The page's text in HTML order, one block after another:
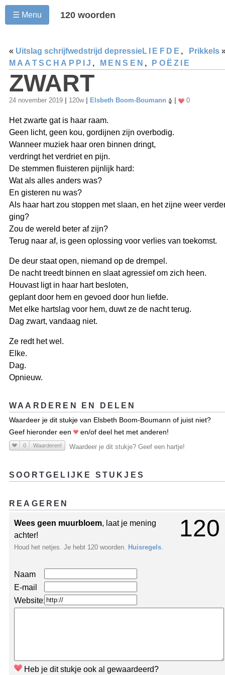
☰ Menu 120 woorden
« Uitslag schrijfwedstrijd depressie Prikkels
LIEFDE ,
MAATSCHAPPIJ , MENSEN , POËZIE
ZWART
24 november 2019 120w Elsbeth Boom-Boumann 0
Het zwarte gat is haar raam.
Geen licht, geen kou, gordijnen zijn overbodig.
Wanneer muziek haar oren binnen dringt,
verdringt het verdriet en pijn.
De stemmen fluisteren pijnlijk hard:
Wat als alles anders was?
En gisteren nu was?
Als haar hart zou stoppen met slaan, en het zijne weer
ging?
Zou de wereld beter af zijn?
Terug naar af, is geen oplossing voor verlies van toekomst.
De deur staat open, niemand op de drempel.
De nacht treedt binnen en slaat agressief om zich heen.
Houvast ligt in haar hart besloten,
geplant door hem en gevoed door hun liefde.
Met elke hartslag voor hem, duwt ze de nacht terug.
Dag zwart, vandaag niet.
Ze redt het wel.
Elke.
Dag.
Opnieuw.
WAARDEREN EN DELEN
Waardeer je dit stukje van Elsbeth Boom-Boumann of juist niet?
Geef hieronder een
en/of deel het met anderen!
0 Waarderen! Waardeer je dit stukje? Geef een hartje!
SOORTGELIJKE STUKJES
REAGEREN
120
Wees geen muurbloem, laat je mening
achter!
Houd het netjes. Je hebt 120 woorden. Huisregels
Naam
E-mail
Website:
Heb je dit stukje ook al gewaardeerd?